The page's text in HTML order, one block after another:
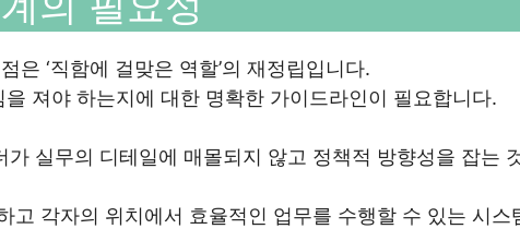
은 ‘직함에 걸맞은 역할’의 재정립입니다.
져야 하는지에 대한 명확한 가이드라인이 필요합니다.
실무의 디테일에 매몰되지 않고 정책적 방향성을 잡는
고 각자의 위치에서 효율적인 업무를 수행할 수 있는 시스